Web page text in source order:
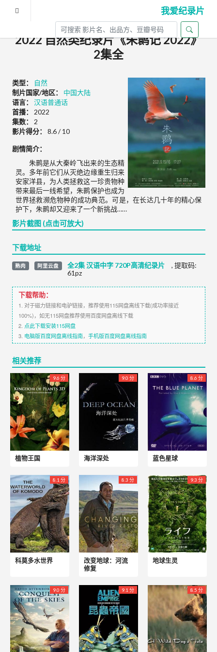
我爱纪录片
2022 自然类纪录片《朱鹮记 2022》
2集全
类型：
自然
制片国家/地区：
中国大陆
语言：
汉语普通话
首播：
2022
集数：
2
影片得分：
8.6 / 10
剧情简介：
朱鹮是从大秦岭飞出来的生态精
灵。多年前它们从灭绝边缘重生归来
安家洋县，为人类拯救这一珍贵物种
带来最后一线希望，朱鹮保护也成为
世界拯救濒危物种的成功典范。可是，在长达几十年的精心保
护下，朱鹮却又迎来了一个新挑战……
影片截图 (点击可放大)
下载地址
熟肉 阿里云盘 全2集 汉语中字 720P高清纪录片 , 提取码:
61pz
下载帮助：
1. 对于磁力链接和电驴链接，推荐使用115网盘离线下载(成功率接近
100%)，如无115网盘推荐使用百度网盘离线下载
2. 点此下载安装115网盘
3. 电脑版百度网盘离线指南， 手机版百度网盘离线指南
相关推荐
9.6 分
植物王国
9.0 分
海洋深处
8.6 分
蓝色星球
8.1 分
科莫多水世界
8.3 分
改变地球：河流
修复
9.3 分
地球生灵
9.0 分 9.1 分 8.5 分